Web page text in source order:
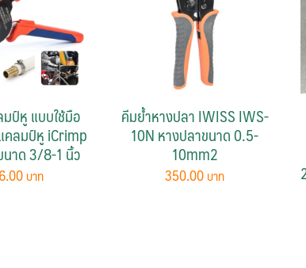
ป์หู แบบใช้มือ
คลมป์หู iCrimp
นาด 3/8-1 นิ้ว
คีมย้ำหางปลา IWISS IWS-
10N หางปลาขนาด 0.5-
10mm2
350.00